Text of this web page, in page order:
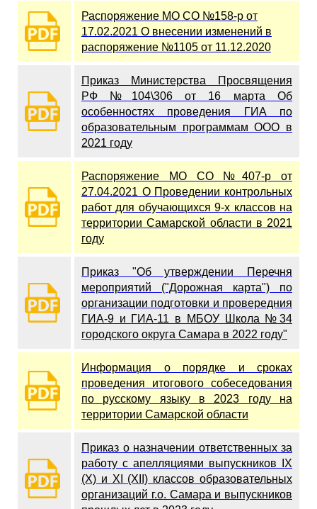
Распоряжение МО СО №158-р от
17.02.2021 О внесении изменений в
распоряжение №1105 от 11.12.2020
Приказ Министерства Просвящения
РФ №104\306 от 16 марта Об
особенностях проведения ГИА по
образовательным программам ООО в
2021 году
Распоряжение МО СО №407-р от
27.04.2021 О Проведении контрольных
работ для обучающихся 9-х классов на
территории Самарской области в 2021
году
Приказ "Об утверждении Перечня
мероприятий ("Дорожная карта") по
организации подготовки и провередния
ГИА-9 и ГИА-11 в МБОУ Школа №34
городского округа Самара в 2022 году"
Информация о порядке и сроках
проведения итогового собеседования
по русскому языку в 2023 году на
территории Самарской области
Приказ о назначении ответственных за
работу с апелляциями выпускников IX
(X) и XI (XII) классов образовательных
организаций г.о. Самара и выпускников